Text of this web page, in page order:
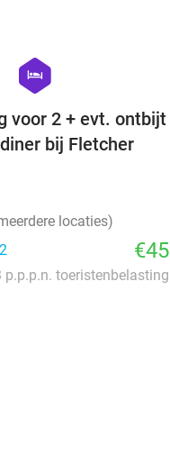
hexagon
hotel
voor 2 + evt. ontbijt
bij Fletcher
locaties)
€45
p.p.p.n. toeristenbelasting